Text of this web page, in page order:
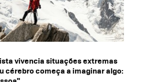
vivencia situações extremas
cérebro começa a imaginar algo: